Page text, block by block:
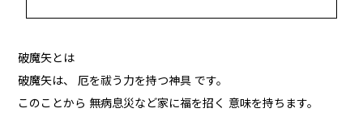
破魔矢とは
破魔矢は、 厄を祓う力を持つ神具 です。
このことから 無病息災など家に福を招く 意味を持ちます。